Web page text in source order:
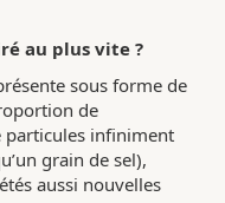
au plus vite ?
sous forme de
de
particules infiniment
grain de sel),
aussi nouvelles